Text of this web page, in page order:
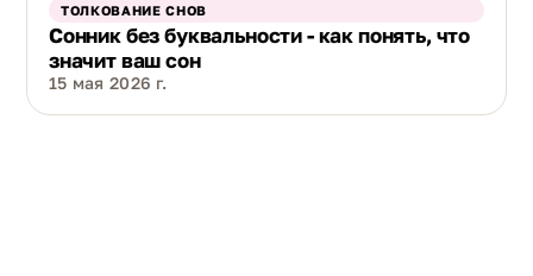
ТОЛКОВАНИЕ СНОВ
Сонник без буквальности - как понять, что
значит ваш сон
15 мая 2026 г.